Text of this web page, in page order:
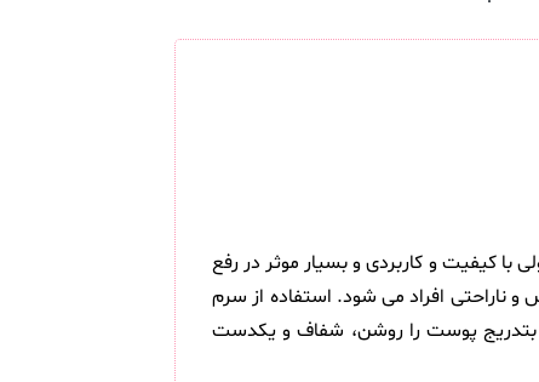
با کیفیت و کاربردی و بسیار موثر در رفع
افراد می شود. استفاده از سرم
بتدریج پوست را روشن، شفاف و یکدست